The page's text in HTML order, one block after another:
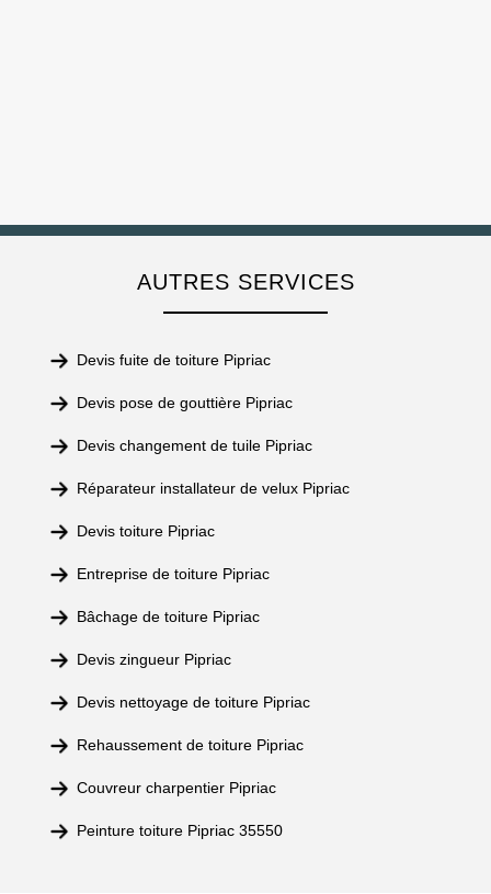
AUTRES SERVICES
Devis fuite de toiture Pipriac
Devis pose de gouttière Pipriac
Devis changement de tuile Pipriac
Réparateur installateur de velux Pipriac
Devis toiture Pipriac
Entreprise de toiture Pipriac
Bâchage de toiture Pipriac
Devis zingueur Pipriac
Devis nettoyage de toiture Pipriac
Rehaussement de toiture Pipriac
Couvreur charpentier Pipriac
Peinture toiture Pipriac 35550